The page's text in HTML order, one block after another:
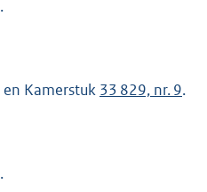
.
en Kamerstuk 33 829, nr. 9.
.